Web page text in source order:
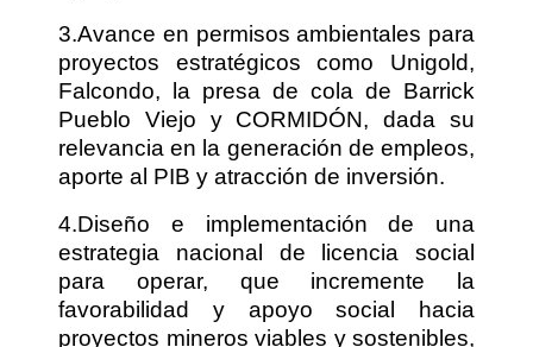
3.Avance en permisos ambientales para
proyectos estratégicos como Unigold,
Falcondo, la presa de cola de Barrick
Pueblo Viejo y CORMIDÓN, dada su
relevancia en la generación de empleos,
aporte al PIB y atracción de inversión.
4.Diseño e implementación de una
estrategia nacional de licencia social
para operar, que incremente la
favorabilidad y apoyo social hacia
proyectos mineros viables y sostenibles,